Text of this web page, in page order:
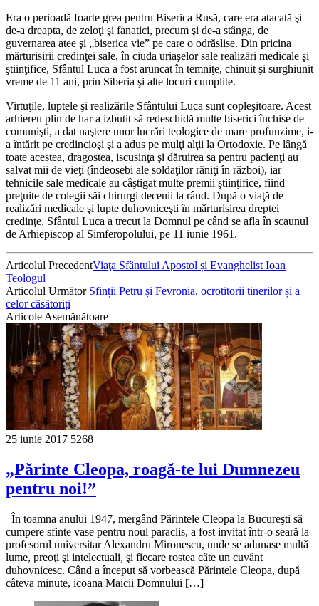
Era o perioadă foarte grea pentru Biserica Rusă, care era atacată şi
de-a dreapta, de zeloţi şi fanatici, precum şi de-a stânga, de
guvernarea atee şi „biserica vie” pe care o odrăslise. Din pricina
mărturisirii credinţei sale, în ciuda uriaşelor sale realizări medicale şi
ştiinţifice, Sfântul Luca a fost aruncat în temniţe, chinuit şi surghiunit
vreme de 11 ani, prin Siberia şi alte locuri cumplite.
Virtuţile, luptele şi realizările Sfântului Luca sunt copleşitoare. Acest
arhiereu plin de har a izbutit să redeschidă multe biserici închise de
comunişti, a dat naştere unor lucrări teologice de mare profunzime, i-
a întărit pe credincioşi şi a adus pe mulţi alţii la Ortodoxie. Pe lângă
toate acestea, dragostea, iscusinţa şi dăruirea sa pentru pacienţi au
salvat mii de vieţi (îndeosebi ale soldaţilor răniţi în război), iar
tehnicile sale medicale au câştigat multe premii ştiinţifice, fiind
preţuite de colegii săi chirurgi decenii la rând. După o viaţă de
realizări medicale şi lupte duhovniceşti în mărturisirea dreptei
credinţe, Sfântul Luca a trecut la Domnul pe când se afla în scaunul
de Arhiepiscop al Simferopolului, pe 11 iunie 1961.
Articolul PrecedentViaţa Sfântului Apostol și Evanghelist Ioan
Teologul
Articolul Următor Sfinții Petru și Fevronia, ocrotitorii tinerilor și a
celor căsătoriți
Articole Asemănătoare
25 iunie 2017 5268
„Părinte Cleopa, roagă-te lui Dumnezeu
pentru noi!”
În toamna anului 1947, mergând Părintele Cleopa la Bucureşti să
cumpere sfinte vase pentru noul paraclis, a fost invitat într-o seară la
profesorul universitar Alexandru Mironescu, unde se adunase multă
lume, preoţi şi intelectuali, şi fiecare rostea câte un cuvânt
duhovnicesc. Când a început să vorbească Părintele Cleopa, după
câteva minute, icoana Maicii Domnului […]